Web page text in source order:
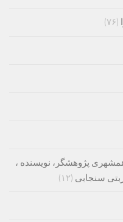
(۷۶)
پژوهشگر، نویسنده ،
سنجابی (۱۲)